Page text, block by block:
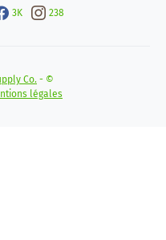
3K 238
Co. - ©
légales